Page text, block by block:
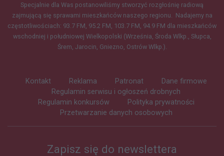
Specjalnie dla Was postanowiliśmy stworzyć rozgłośnię radiową
zajmującą się sprawami mieszkańców naszego regionu. Nadajemy na
częstotliwościach: 93.7 FM, 95.2 FM, 103.7 FM, 94.9 FM dla mieszkańców
wschodniej i południowej Wielkopolski (Września, Środa Wlkp., Słupca,
Śrem, Jarocin, Gniezno, Ostrów Wlkp.).
Kontakt Reklama Patronat
Dane firmowe
Regulamin serwisu i ogłoszeń drobnych
Regulamin konkursów
Polityka prywatności
Przetwarzanie danych osobowych
Zapisz się do newslettera